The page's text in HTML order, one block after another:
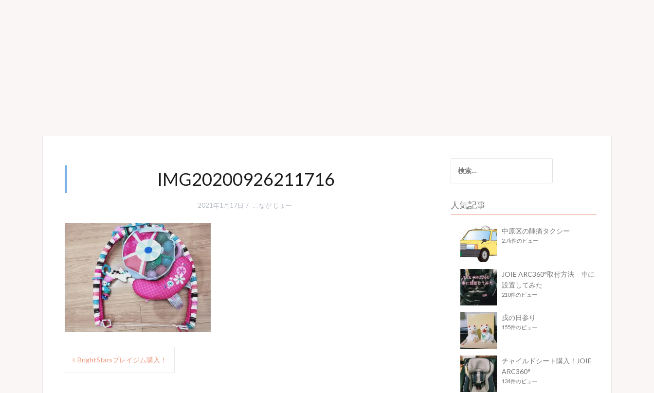
IMG20200926211716
2021年1月17日 こなが じょー
投BrightStarsプレイジム購入！
索:
人気記事
中原区の陣痛タクシー
2.7k件のビュー
JOIE ARC360°取付方法 車に
設置してみた
210件のビュー
戌の日参り
155件のビュー
チャイルドシート購入！JOIE
ARC360°
134件のビュー